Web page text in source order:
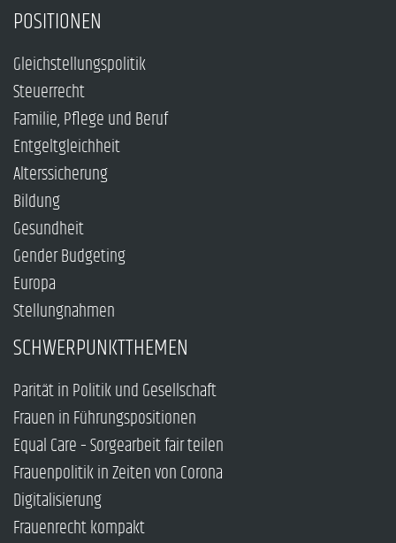
POSITIONEN
Gleichstellungspolitik
Steuerrecht
Familie, Pflege und Beruf
Entgeltgleichheit
Alterssicherung
Bildung
Gesundheit
Gender Budgeting
Europa
Stellungnahmen
SCHWERPUNKTTHEMEN
Parität in Politik und Gesellschaft
Frauen in Führungspositionen
Equal Care – Sorgearbeit fair teilen
Frauenpolitik in Zeiten von Corona
Digitalisierung
Frauenrecht kompakt